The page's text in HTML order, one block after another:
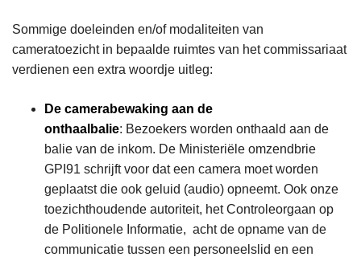
Sommige doeleinden en/of modaliteiten van
cameratoezicht in bepaalde ruimtes van het commissariaat
verdienen een extra woordje uitleg:
De camerabewaking aan de
onthaalbalie: Bezoekers worden onthaald aan de
balie van de inkom. De Ministeriële omzendbrie
GPI91 schrijft voor dat een camera moet worden
geplaatst die ook geluid (audio) opneemt. Ook onze
toezichthoudende autoriteit, het Controleorgaan op
de Politionele Informatie, acht de opname van de
communicatie tussen een personeelslid en een